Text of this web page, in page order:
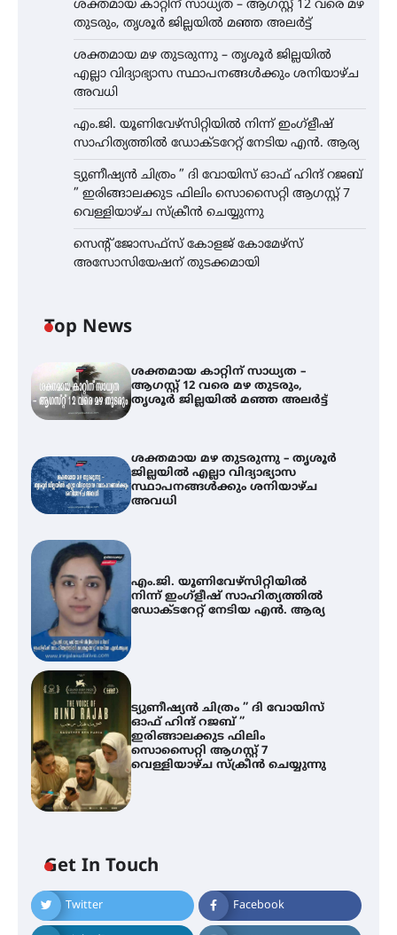
ശക്തമായ കാറ്റിന് സാധ്യത – ആഗസ്റ്റ് 12 വരെ മഴ
തുടരും, തൃശൂർ ജില്ലയിൽ മഞ്ഞ അലർട്ട്
ശക്തമായ മഴ തുടരുന്നു – തൃശൂർ ജില്ലയിൽ
എല്ലാ വിദ്യാഭ്യാസ സ്ഥാപനങ്ങൾക്കും ശനിയാഴ്ച
അവധി
എം.ജി. യൂണിവേഴ്‌സിറ്റിയിൽ നിന്ന് ഇംഗ്ളീഷ്
സാഹിത്യത്തിൽ ഡോക്ടറേറ്റ് നേടിയ എൻ. ആര്യ
ട്യുണീഷ്യൻ ചിത്രം ” ദി വോയിസ് ഓഫ് ഹിന്ദ് റജബ്
” ഇരിങ്ങാലക്കുട ഫിലിം സൊസൈറ്റി ആഗസ്റ്റ് 7
വെള്ളിയാഴ്ച സ്‌ക്രീൻ ചെയ്യുന്നു
സെന്റ് ജോസഫ്സ് കോളജ് കോമേഴ്‌സ്
അസോസിയേഷന് തുടക്കമായി
Top News
ശക്തമായ കാറ്റിന് സാധ്യത –
ആഗസ്റ്റ് 12 വരെ മഴ തുടരും,
തൃശൂർ ജില്ലയിൽ മഞ്ഞ അലർട്ട്
ശക്തമായ മഴ തുടരുന്നു – തൃശൂർ
ജില്ലയിൽ എല്ലാ വിദ്യാഭ്യാസ
സ്ഥാപനങ്ങൾക്കും ശനിയാഴ്ച
അവധി
എം.ജി. യൂണിവേഴ്‌സിറ്റിയിൽ
നിന്ന് ഇംഗ്ളീഷ് സാഹിത്യത്തിൽ
ഡോക്ടറേറ്റ് നേടിയ എൻ. ആര്യ
ട്യുണീഷ്യൻ ചിത്രം ” ദി വോയിസ്
ഓഫ് ഹിന്ദ് റജബ് ”
ഇരിങ്ങാലക്കുട ഫിലിം
സൊസൈറ്റി ആഗസ്റ്റ് 7
വെള്ളിയാഴ്ച സ്‌ക്രീൻ ചെയ്യുന്നു
Get In Touch
Twitter Facebook
അവധി
എം.ജി. യൂണിവേഴ്‌സിറ്റിയിൽ നിന്ന്